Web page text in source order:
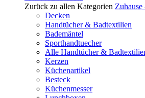
Zurück zu allen Kategorien
Decken
Handtücher & Badtextilien
Bademäntel
Sporthandtuecher
Alle Handtücher &
Kerzen
Küchenartikel
Besteck
Küchenmesser